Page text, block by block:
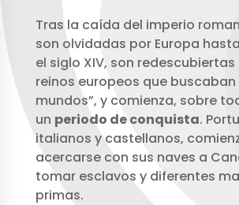
Tras la caída del imperio
son olvidadas por Europa
el siglo XIV, son
reinos europeos que buscaban
mundos”, y comienza, sobre
un periodo de conquista.
italianos y castellanos,
acercarse con sus naves a
tomar esclavos y diferentes
primas.